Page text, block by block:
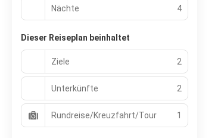
Nächte 4
Dieser Reiseplan beinhaltet
Ziele 2
Unterkünfte 2
Rundreise/Kreuzfahrt/Tour 1